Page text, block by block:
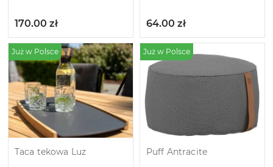
170.00 zł 64.00 zł
Już w Polsce
Taca tekowa Luz
Już w Polsce
Puff Antracite